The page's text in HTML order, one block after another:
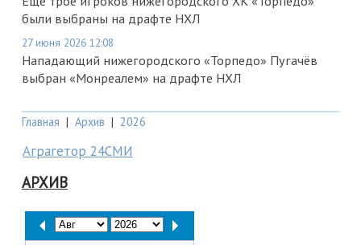
были выбраны на драфте НХЛ
27 июня 2026 12:08
Нападающий нижегородского «Торпедо» Пугачёв
выбран «Монреалем» на драфте НХЛ
Главная | Архив | 2026
Аграгетор 24СМИ
АРХИВ